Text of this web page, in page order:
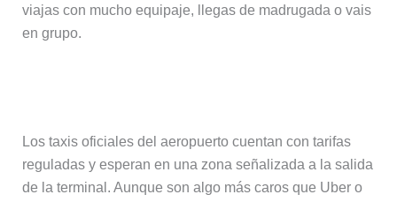
viajas con mucho equipaje, llegas de madrugada o vais
en grupo.
Los taxis oficiales del aeropuerto cuentan con tarifas
reguladas y esperan en una zona señalizada a la salida
de la terminal. Aunque son algo más caros que Uber o